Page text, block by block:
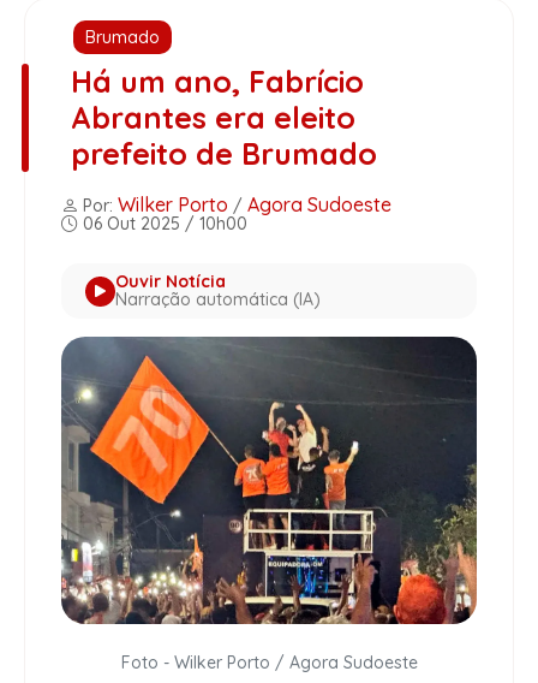
Brumado
Há um ano, Fabrício
Abrantes era eleito
prefeito de Brumado
Por: Wilker Porto / Agora Sudoeste
06 Out 2025 / 10h00
Ouvir Notícia
Narração automática (IA)
Foto - Wilker Porto / Agora Sudoeste